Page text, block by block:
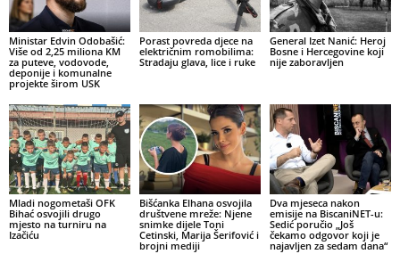
Ministar Edvin Odobašić:
Više od 2,25 miliona KM
za puteve, vodovode,
deponije i komunalne
projekte širom USK
Porast povreda djece na
električnim romobilima:
Stradaju glava, lice i ruke
General Izet Nanić: Heroj
Bosne i Hercegovine koji
nije zaboravljen
Mladi nogometaši OFK
Bihać osvojili drugo
mjesto na turniru na
Izačiću
Bišćanka Elhana osvojila
društvene mreže: Njene
snimke dijele Toni
Cetinski, Marija Šerifović i
brojni mediji
Dva mjeseca nakon
emisije na BiscaniNET-u:
Sedić poručio „Još
čekamo odgovor koji je
najavljen za sedam dana“